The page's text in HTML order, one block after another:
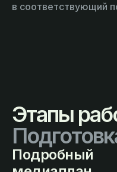
в соответствующий
Этапы
Подробный